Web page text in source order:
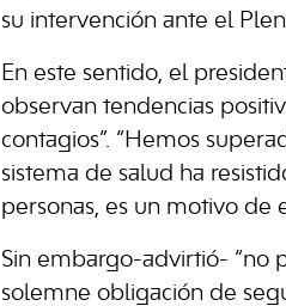
su intervención ante el
En este sentido, el
observan tendencias
contagios”. “Hemos
sistema de salud ha
personas, es un motivo de
Sin embargo-advirtió- “no
solemne obligación de